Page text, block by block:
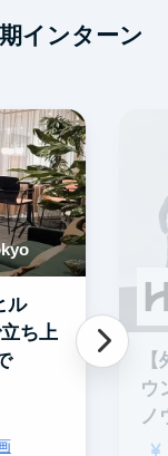
インターン
ル
ち上
ウ
ノ